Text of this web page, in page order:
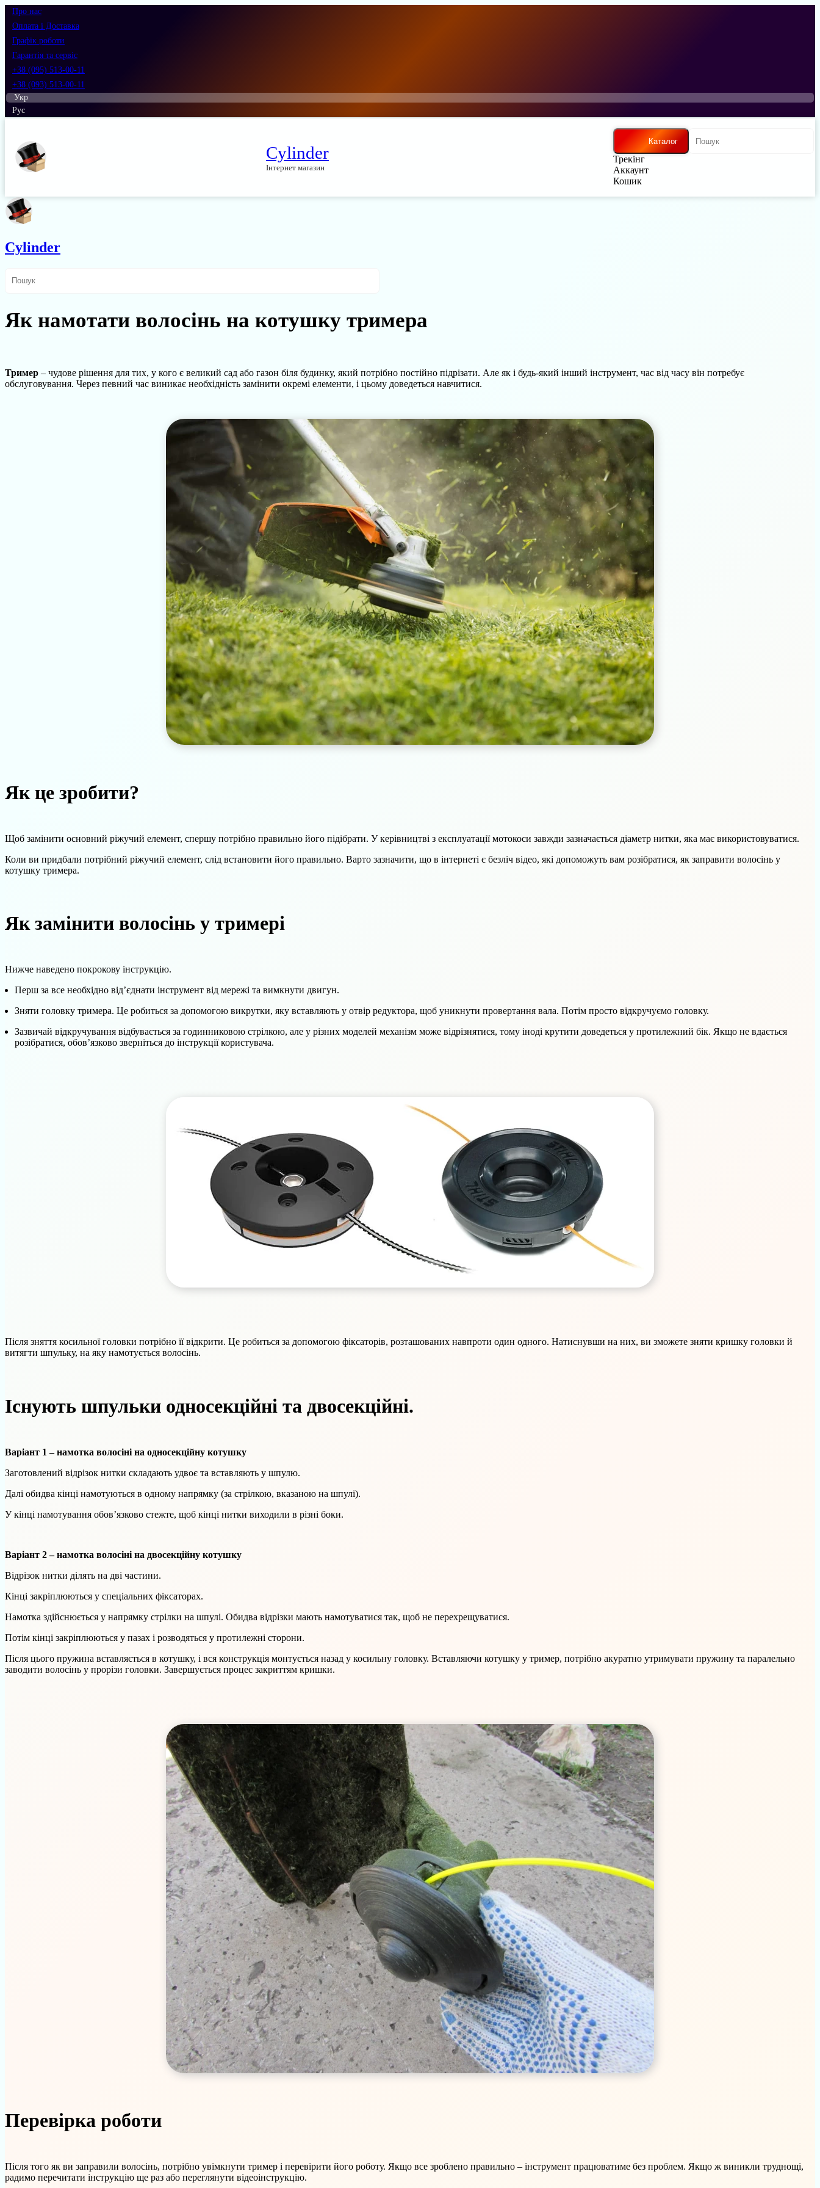
Про нас
Оплата і Доставка
Графік роботи
Гарантія та сервіс
+38 (095) 513-00-11
+38 (093) 513-00-11
Укр
Рус
Cylinder
Інтернет магазин
Каталог
Трекінг
Аккаунт
Кошик
Cylinder
Як намотати волосінь на котушку тримера
Тример – чудове рішення для тих, у кого є великий сад або газон біля будинку, який потрібно постійно підрізати. Але як і будь-який інший інструмент, час від часу він потребує
обслуговування. Через певний час виникає необхідність замінити окремі елементи, і цьому доведеться навчитися.
Як це зробити?
Щоб замінити основний ріжучий елемент, спершу потрібно правильно його підібрати. У керівництві з експлуатації мотокоси завжди зазначається діаметр нитки, яка має використовуватися.
Коли ви придбали потрібний ріжучий елемент, слід встановити його правильно. Варто зазначити, що в інтернеті є безліч відео, які допоможуть вам розібратися, як заправити волосінь у
котушку тримера.
Як замінити волосінь у тримері
Нижче наведено покрокову інструкцію.
Перш за все необхідно від’єднати інструмент від мережі та вимкнути двигун.
Зняти головку тримера. Це робиться за допомогою викрутки, яку вставляють у отвір редуктора, щоб уникнути провертання вала. Потім просто відкручуємо головку.
Зазвичай відкручування відбувається за годинниковою стрілкою, але у різних моделей механізм може відрізнятися, тому іноді крутити доведеться у протилежний бік. Якщо не вдається
розібратися, обов’язково зверніться до інструкції користувача.
Після зняття косильної головки потрібно її відкрити. Це робиться за допомогою фіксаторів, розташованих навпроти один одного. Натиснувши на них, ви зможете зняти кришку головки й
витягти шпульку, на яку намотується волосінь.
Існують шпульки односекційні та двосекційні.
Варіант 1 – намотка волосіні на односекційну котушку
Заготовлений відрізок нитки складають удвоє та вставляють у шпулю.
Далі обидва кінці намотуються в одному напрямку (за стрілкою, вказаною на шпулі).
У кінці намотування обов’язково стежте, щоб кінці нитки виходили в різні боки.
Варіант 2 – намотка волосіні на двосекційну котушку
Відрізок нитки ділять на дві частини.
Кінці закріплюються у спеціальних фіксаторах.
Намотка здійснюється у напрямку стрілки на шпулі. Обидва відрізки мають намотуватися так, щоб не перехрещуватися.
Потім кінці закріплюються у пазах і розводяться у протилежні сторони.
Після цього пружина вставляється в котушку, і вся конструкція монтується назад у косильну головку. Вставляючи котушку у тример, потрібно акуратно утримувати пружину та паралельно
заводити волосінь у прорізи головки. Завершується процес закриттям кришки.
Перевірка роботи
Після того як ви заправили волосінь, потрібно увімкнути тример і перевірити його роботу. Якщо все зроблено правильно – інструмент працюватиме без проблем. Якщо ж виникли труднощі,
радимо перечитати інструкцію ще раз або переглянути відеоінструкцію.